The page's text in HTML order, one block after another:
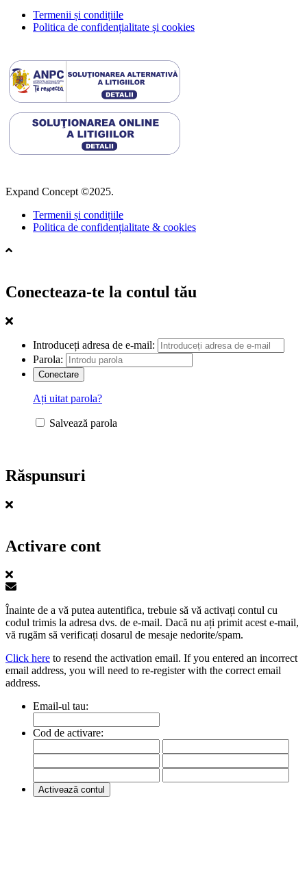
Termenii și condițiile
Politica de confidențialitate și cookies
Expand Concept ©2025.
Termenii și condițiile
Politica de confidențialitate & cookies
Conecteaza-te la contul tău
Introduceți adresa de e-mail:
Parola:
Ați uitat parola?
Salvează parola
Răspunsuri
Activare cont
Înainte de a vă putea autentifica, trebuie să vă activați contul cu
codul trimis la adresa dvs. de e-mail. Dacă nu ați primit acest e-mail,
vă rugăm să verificați dosarul de mesaje nedorite/spam.
Click here to resend the activation email. If you entered an incorrect
email address, you will need to re-register with the correct email
address.
Email-ul tau:
Cod de activare: